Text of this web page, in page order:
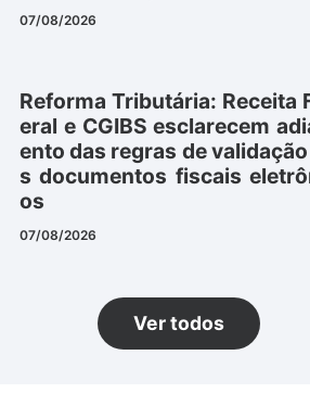
07/08/2026
Reforma Tributária: Receita
eral e CGIBS esclarecem
ento das regras de
s documentos fiscais
os
07/08/2026
Ver todos